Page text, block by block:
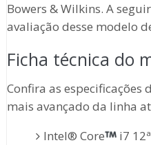
Bowers & Wilkins. A
avaliação desse modelo
Ficha técnica do
Confira as especificações
mais avançado da linha
Intel® Core
i7